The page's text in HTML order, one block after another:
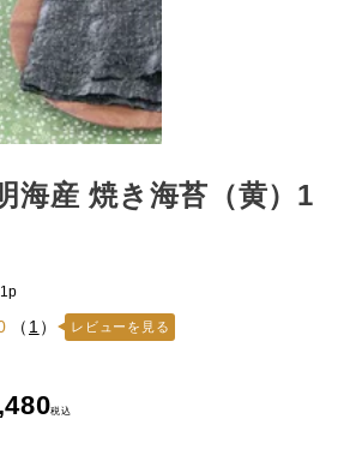
海産 焼き海苔（黄）1
（ 1 ） レビューを見る
税込